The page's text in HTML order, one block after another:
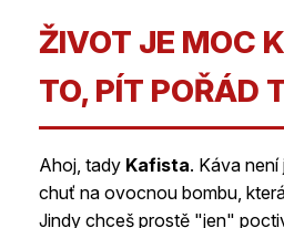
ŽIVOT JE MOC
TO, PÍT POŘÁD
Ahoj, tady Kafista. Káva
chuť na ovocnou bombu,
Jindy chceš prostě "jen"